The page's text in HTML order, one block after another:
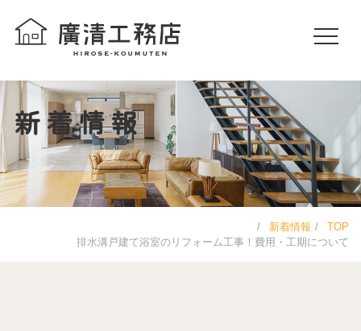
新着情報
TOP
新着情報
排水溝戸建て浴室のリフォーム工事！費用・工期について